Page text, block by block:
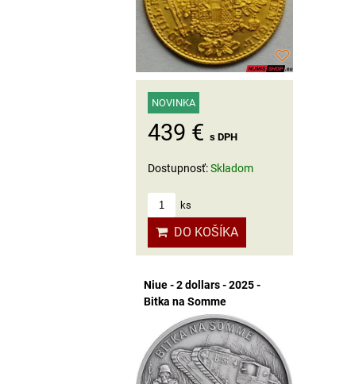
NOVINKA
439 € s DPH
Dostupnosť:Skladom
ks
DO KOŠÍKA
Niue - 2 dollars - 2025 -
Bitka na Somme